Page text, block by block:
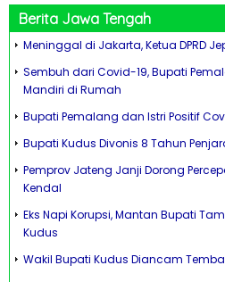
Berita Jawa Tengah
Meninggal di Jakarta, Ketua DPRD
Sembuh dari Covid-19, Bupati
Mandiri di Rumah
Bupati Pemalang dan Istri Positif
Bupati Kudus Divonis 8 Tahun
Pemprov Jateng Janji Dorong
Kendal
Eks Napi Korupsi, Mantan Bupati
Kudus
Wakil Bupati Kudus Diancam